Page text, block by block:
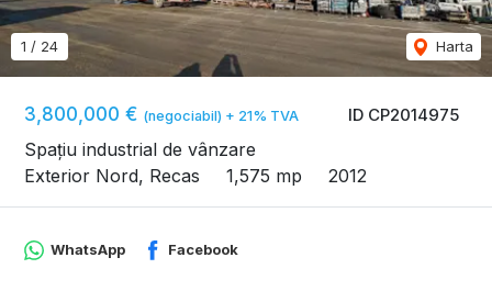
ID CP2014975
3,800,000 € (negociabil) + 21% TVA
Spațiu industrial de vânzare
Exterior Nord, Recas
1,575 mp 2012
1 / 24 Harta
WhatsApp Facebook